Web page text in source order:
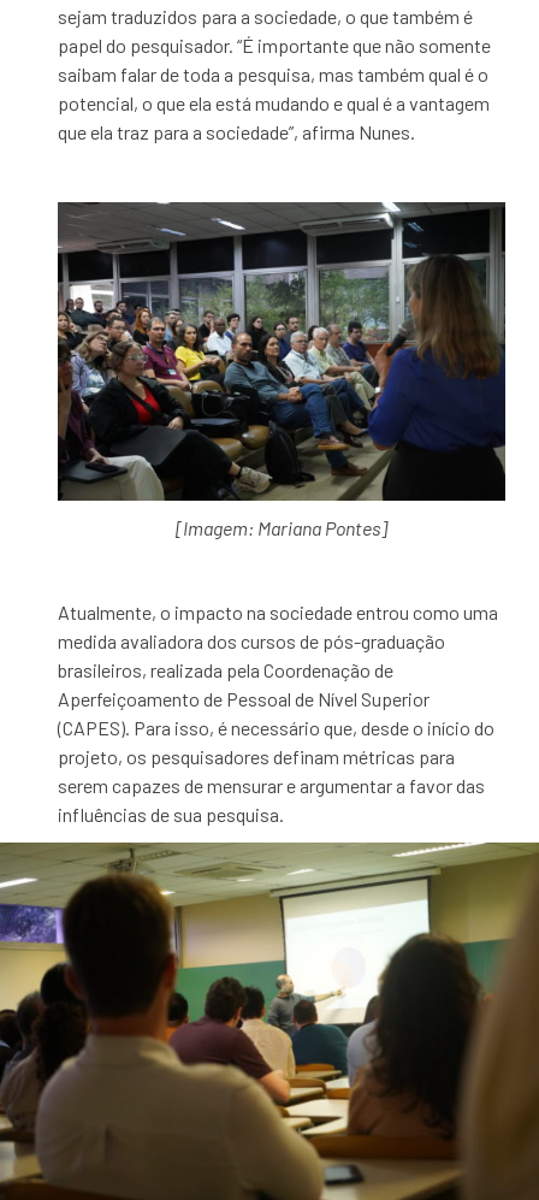
sejam traduzidos para a sociedade, o que também é
papel do pesquisador. “É importante que não somente
saibam falar de toda a pesquisa, mas também qual é o
potencial, o que ela está mudando e qual é a vantagem
que ela traz para a sociedade”, afirma Nunes.
[Imagem: Mariana Pontes]
Atualmente, o impacto na sociedade entrou como uma
medida avaliadora dos cursos de pós-graduação
brasileiros, realizada pela Coordenação de
Aperfeiçoamento de Pessoal de Nível Superior
(CAPES). Para isso, é necessário que, desde o início do
projeto, os pesquisadores definam métricas para
serem capazes de mensurar e argumentar a favor das
influências de sua pesquisa.